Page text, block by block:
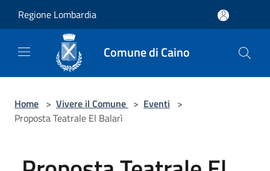
Regione Lombardia
Comune di Caino
Home > Vivere il Comune > Eventi >
Proposta Teatrale El Balarì